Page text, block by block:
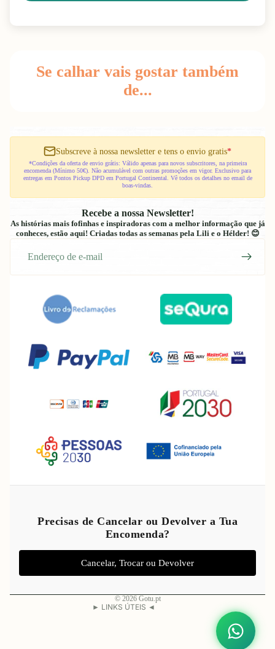
Se calhar vais gostar também
de...
Subscreve à nossa newsletter e tens o envio gratis*
*Condições da oferta de envio grátis: Válido apenas para novos subscritores, na primeira
encomenda (Mínimo 50€). Não acumulável com outras promoções em vigor. Exclusivo para
entregas em Pontos Pickup DPD em Portugal Continental. Vê todos os detalhes no email de
boas-vindas.
Recebe a nossa Newsletter!
As histórias mais fofinhas e inspiradoras com a melhor informação que já
conheces, estão aqui! Criadas todas as semanas pela Lili e o Hélder! 😊
Precisas de Cancelar ou Devolver a Tua
Encomenda?
Cancelar, Trocar ou Devolver
© 2026 Gotu.pt
► LINKS ÚTEIS ◄
Política de privacidade
Termos do serviço
Política de envio
Aviso legal